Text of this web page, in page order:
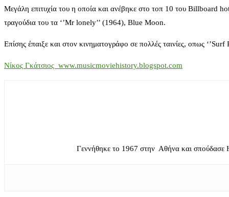
Μεγάλη επιτυχία του η οποία και ανέβηκε στο τοπ 10 του Billboard
τραγούδια του τα ‘’Mr lonely’’ (1964), Blue Moon.
Eπίσης έπαιξε και στον κινηματογράφο σε πολλές ταινίες, οπως
Νίκος Γκάτσιος www.musicmoviehistory.blogspot.com
Γεννήθηκε το 1967 στην Αθήνα και σπούδασε